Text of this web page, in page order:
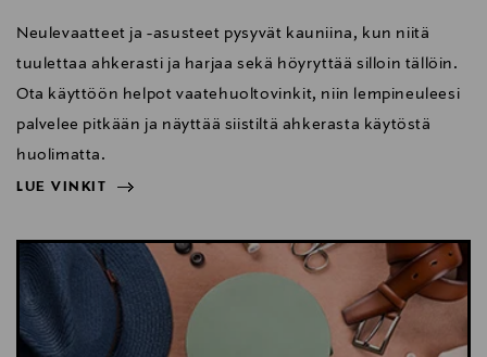
Neulevaatteet ja -asusteet pysyvät kauniina, kun niitä
tuulettaa ahkerasti ja harjaa sekä höyryttää silloin tällöin.
Ota käyttöön helpot vaatehuoltovinkit, niin lempineuleesi
palvelee pitkään ja näyttää siistiltä ahkerasta käytöstä
huolimatta.
LUE VINKIT
LUE VINKIT